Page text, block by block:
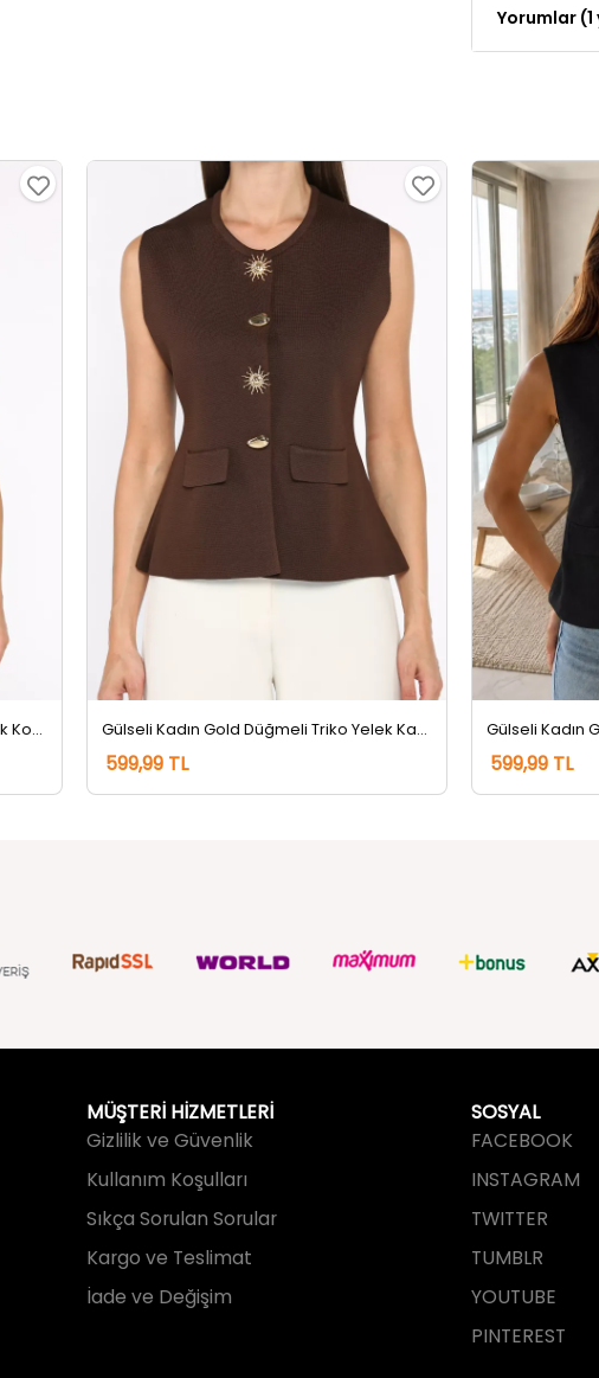
Gülseli Kadın Gold Düğmeli Triko Yelek Kahve
599,99 TL 599,99 TL
MÜŞTERİ HİZMETLERİ
Kullanım Koşulları
SOSYAL
INSTAGRAM